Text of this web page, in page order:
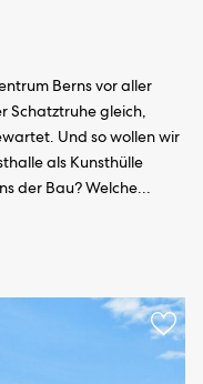
Berns vor aller
Schatztruhe gleich,
Und so wollen wir
als Kunsthülle
der Bau? Welche...